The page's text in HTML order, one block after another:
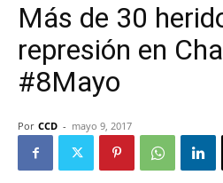
Más de 30
represión en
#8Mayo
Por CCD - mayo 9, 2017